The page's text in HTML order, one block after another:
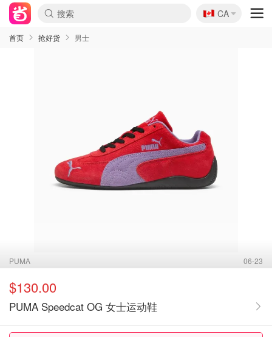
🇨🇦
CA
首页 抢好货 男士
PUMA 06-23
$130.00
PUMA Speedcat OG 女士运动鞋